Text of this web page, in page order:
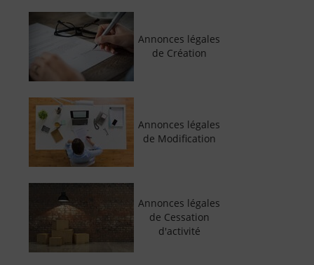
Annonces légales
de Création
Annonces légales
de Modification
Annonces légales
de Cessation
d'activité